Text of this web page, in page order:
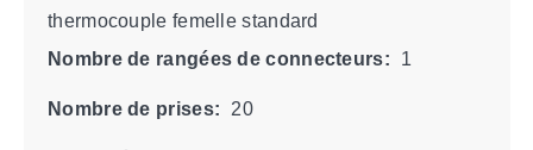
thermocouple femelle standard
Nombre de rangées de connecteurs:
1
Nombre de prises: 20